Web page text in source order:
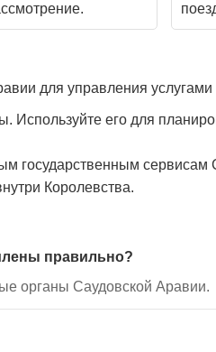
для управления услугами
его для
государственным
Королевства.
правильно?
органы Саудовской Аравии.